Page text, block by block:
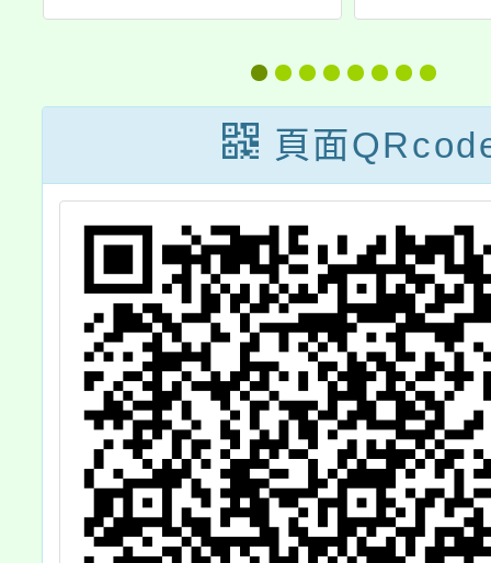
114年度「優質
補教、愛心關
懷」教育登階公
益活動一案
新住
及績
遴選
請
頁面